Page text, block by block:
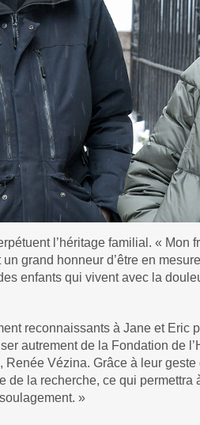
l’héritage familial. « Mon
grand honneur d’être en
enfants qui vivent avec la
reconnaissants à Jane et Eric
autrement de la Fondation de
Vézina. Grâce à leur
de la recherche, ce qui permettra
»